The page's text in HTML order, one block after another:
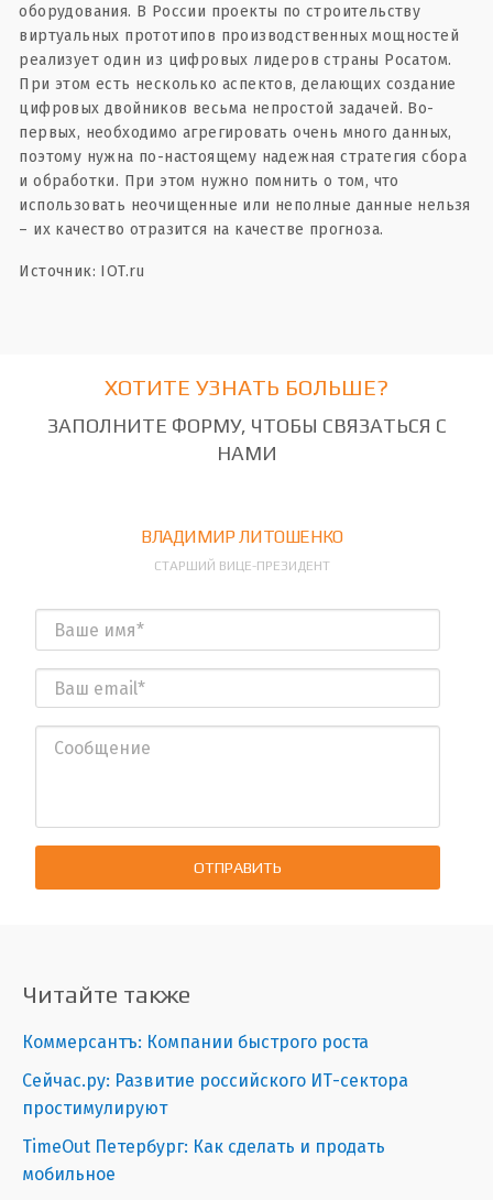
оборудования. В России проекты по строительству
виртуальных прототипов производственных мощностей
реализует один из цифровых лидеров страны Росатом.
При этом есть несколько аспектов, делающих создание
цифровых двойников весьма непростой задачей. Во-
первых, необходимо агрегировать очень много данных,
поэтому нужна по-настоящему надежная стратегия сбора
и обработки. При этом нужно помнить о том, что
использовать неочищенные или неполные данные нельзя
– их качество отразится на качестве прогноза.
Источник: IOT.ru
ХОТИТЕ УЗНАТЬ БОЛЬШЕ?
ЗАПОЛНИТЕ ФОРМУ, ЧТОБЫ СВЯЗАТЬСЯ С
НАМИ
ВЛАДИМИР ЛИТОШЕНКО
СТАРШИЙ ВИЦЕ-ПРЕЗИДЕНТ
ОТПРАВИТЬ
Читайте также
Коммерсантъ: Компании быстрого роста
Сейчас.ру: Развитие российского ИТ-сектора
простимулируют
TimeOut Петербург: Как сделать и продать
мобильное